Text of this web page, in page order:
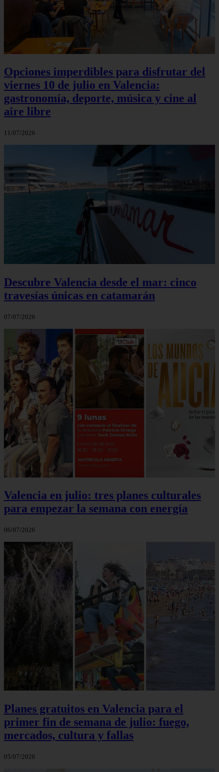
Opciones imperdibles para disfrutar del
viernes 10 de julio en Valencia:
gastronomía, deporte, música y cine al
aire libre
11/07/2026
Descubre Valencia desde el mar: cinco
travesías únicas en catamarán
07/07/2026
Valencia en julio: tres planes culturales
para empezar la semana con energía
06/07/2026
Planes gratuitos en Valencia para el
primer fin de semana de julio: fuego,
mercados, cultura y fallas
05/07/2026